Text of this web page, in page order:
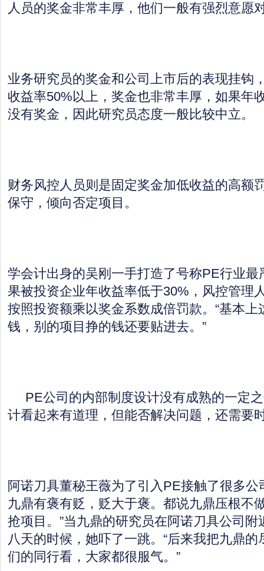
人员的奖金非常丰厚，他们一般有强烈意愿
业务研究员的奖金和公司上市后的表现挂钩
收益率50%以上，奖金也非常丰厚，如果年
没有奖金，因此研究员态度一般比较中立。
财务风控人员则是固定奖金加低收益的高额
保守，倾向否定项目。
学会计出身的吴刚一手打造了号称PE行业最
果被投资企业年收益率低于30%，风控管理
按照投资额乘以奖金系数成倍罚款。“基本
钱，别的项目挣的钱还要贴进去。”
PE公司的内部制度设计没有成熟的一定
计看起来有道理，但能否解决问题，还需要
阿诺刀具董秘王薇为了引入PE接触了很多公
九鼎有褒有贬，贬大于褒。都说九鼎压根不
抢项目。”当九鼎的研究员在阿诺刀具公司
八天的时候，她吓了一跳。“后来我把九鼎
们的同行看，大家都很服气。”